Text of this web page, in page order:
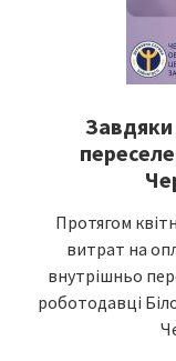
Завдяки
Протягом
витрат на
внутрішньо
роботодавці